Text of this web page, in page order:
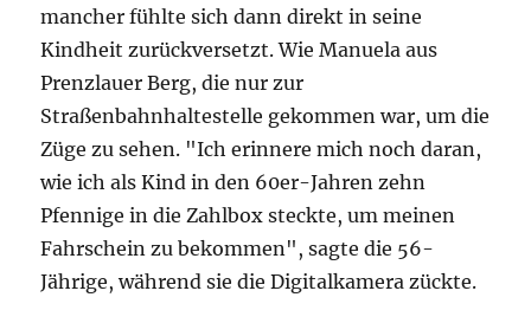
mancher fühlte sich dann direkt in seine
Kindheit zurückversetzt. Wie Manuela aus
Prenzlauer Berg, die nur zur
Straßenbahnhaltestelle gekommen war, um die
Züge zu sehen. "Ich erinnere mich noch daran,
wie ich als Kind in den 60er-Jahren zehn
Pfennige in die Zahlbox steckte, um meinen
Fahrschein zu bekommen", sagte die 56-
Jährige, während sie die Digitalkamera zückte.